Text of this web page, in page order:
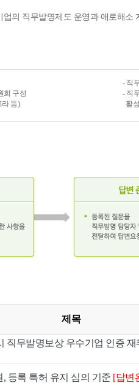
업의 직무발명제도 운영과 애로해소
회 구성
라 등)
- 직
- 직
활
제목
직무발명보상 우수기업 인증 재
, 등록 특허 유지 심의 기준 [답변